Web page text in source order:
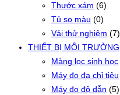
Thước xám (6)
Tủ so màu (0)
Vải thử nghiệm (7)
THIẾT BỊ MÔI TRƯỜNG
Màng lọc sinh học
Máy đo đa chỉ tiêu
Máy đo độ dẫn (5)